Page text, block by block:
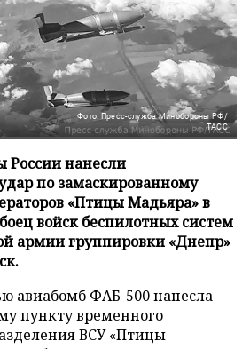
Фото: Пресс-служба Минобороны РФ/
ТАСС
России нанесли
по замаскированному
«Птицы Мадьяра» в
войск беспилотных систем
армии группировки «Днепр»
авиабомб ФАБ-500 нанесла
пункту временного
ВСУ «Птицы